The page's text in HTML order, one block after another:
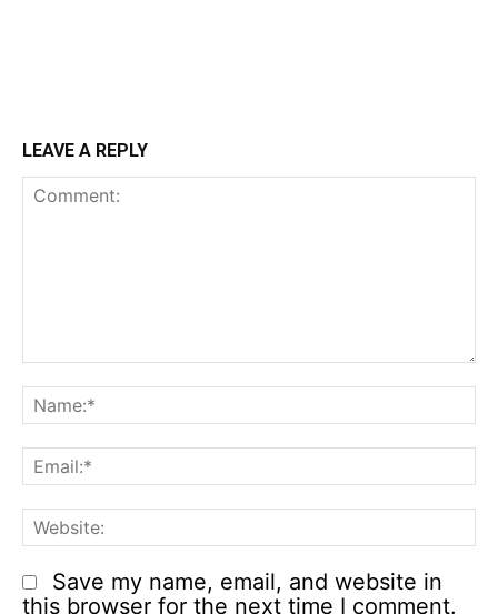
LEAVE A REPLY
Save my name, email, and website in
this browser for the next time I comment.